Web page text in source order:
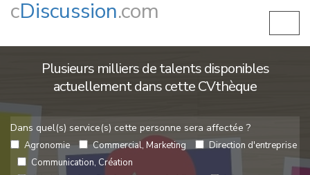
cDiscussion.com
Plusieurs milliers de talents disponibles
actuellement dans cette CVthèque
Dans quel(s) service(s) cette personne sera affectée ?
Agronomie Commercial, Marketing
Direction d'entreprise
Communication, Création